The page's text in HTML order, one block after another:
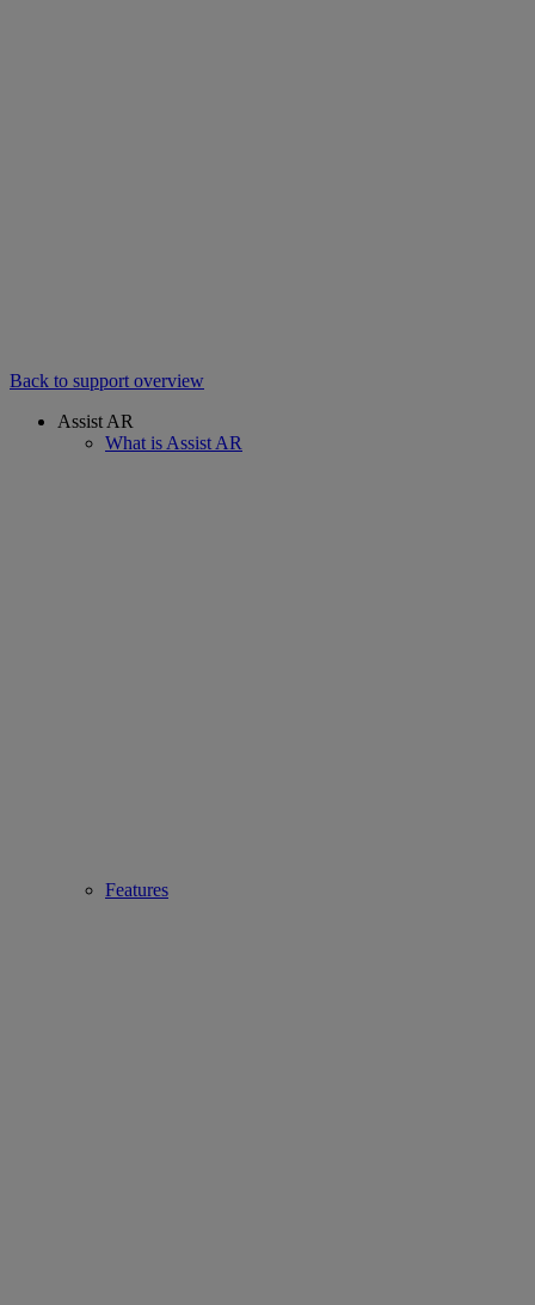
Back to support overview
Assist AR
What is Assist AR
Features